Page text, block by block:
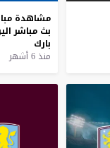
مشاهدة
بث مباشر
بارك
منذ 6 أشهر